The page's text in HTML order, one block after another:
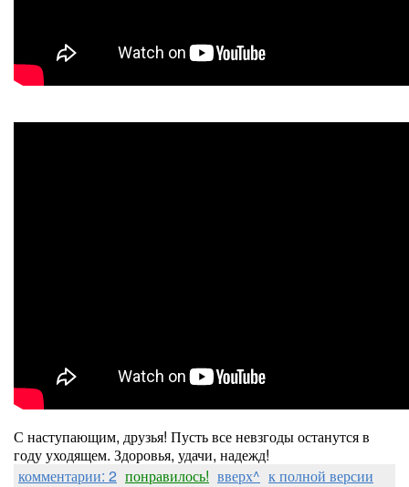
С наступающим, друзья! Пусть все невзгоды останутся в
году уходящем. Здоровья, удачи, надежд!
комментарии: 2 понравилось! вверх^ к полной версии